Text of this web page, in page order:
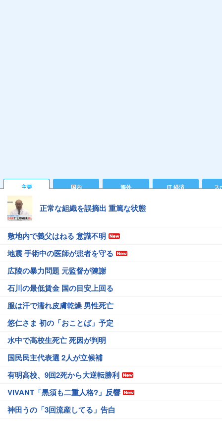
主要 国内 海外 IT 経済 ス
正常な組織を誤摘出 重篤な状態
敷地内で義父はねる 意識不明
地震 手術中の医師が患者を守る
広陵の暴力問題 元監督が陳謝
石川の最低賃金 国の目安上回る
服は汗で濡れ皮膚乾燥 男性死亡
悠仁さま 初の「おことば」予定
水中で高校生死亡 死因が判明
国民民主代表選 2人が立候補
有明高校、9回2死から大逆転勝利
VIVANT「黒須も二重人格?」反響
神田うの「3回流産してる」告白